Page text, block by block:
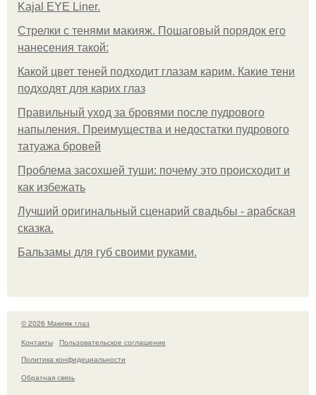
Kajal EYE Liner.
Стрелки с тенями макияж. Пошаговый порядок его
нанесения такой:
Какой цвет теней подходит глазам карим. Какие тени
подходят для карих глаз
Правильный уход за бровями после пудрового
напыления. Преимущества и недостатки пудрового
татуажа бровей
Проблема засохшей туши: почему это происходит и
как избежать
Лучший оригинальный сценарий свадьбы - арабская
сказка.
Бальзамы для губ своими руками.
© 2026 Макияж глаз
Контакты
Пользовательское соглашение
Политика конфидециальности
Обратная связь